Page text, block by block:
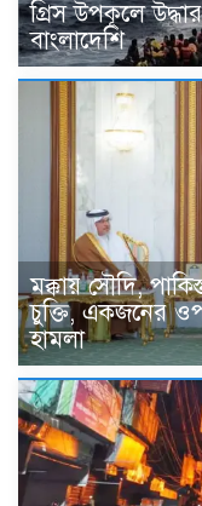
গ্রিস উপকূলে
বাংলাদেশি
মক্কায় সৌদি,
চুক্তি, একজনের
হামলা